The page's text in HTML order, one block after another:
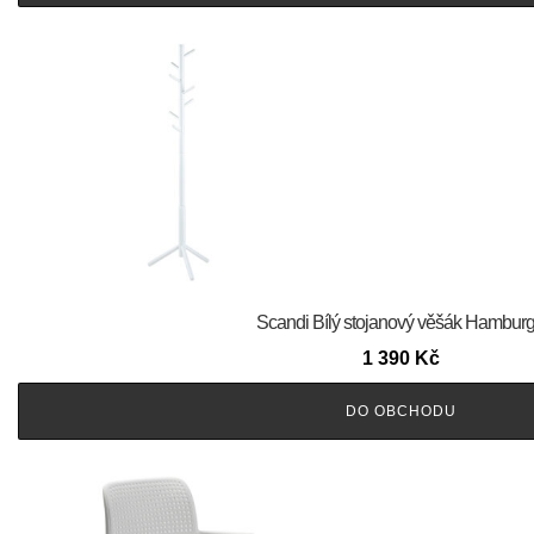
Scandi Bílý stojanový věšák
1 390 Kč
DO OBCHODU